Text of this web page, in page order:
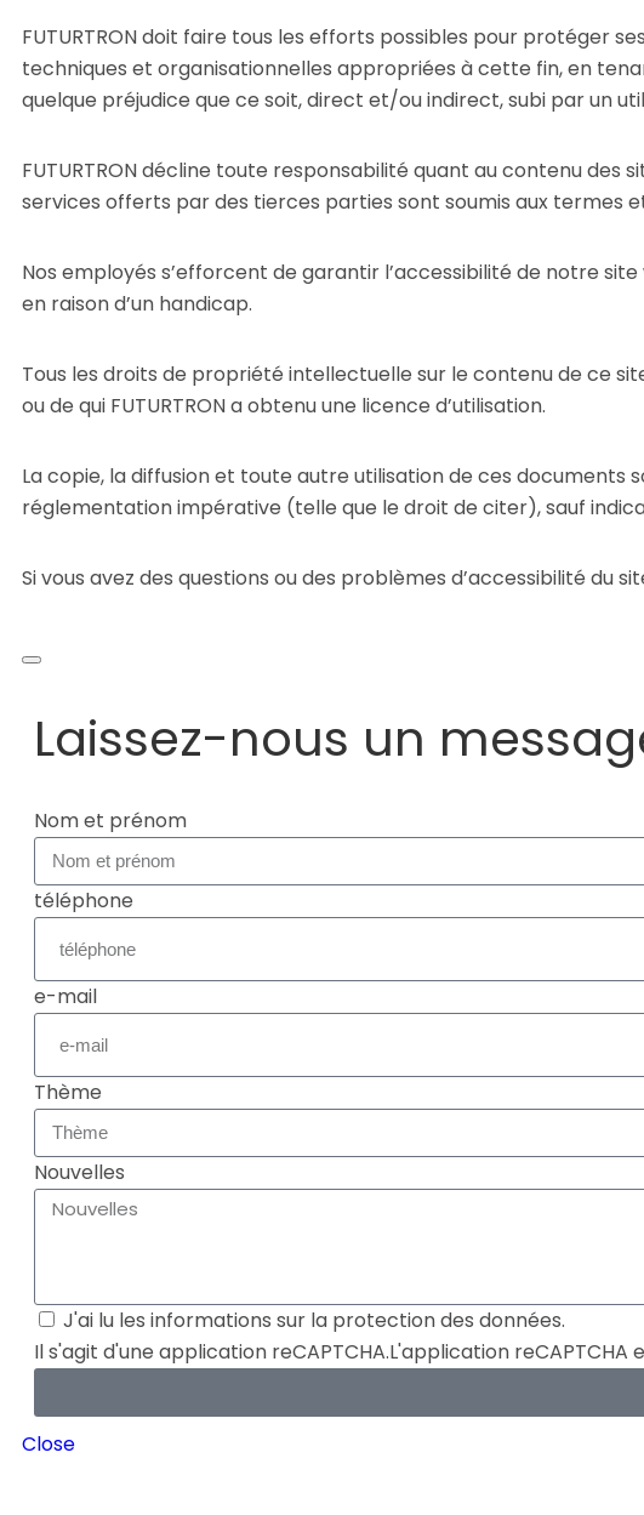
FUTURTRON doit faire tous les efforts possibles pour protéger
techniques et organisationnelles appropriées à cette fin, en
quelque préjudice que ce soit, direct et/ou indirect, subi par un
FUTURTRON décline toute responsabilité quant au contenu
services offerts par des tierces parties sont soumis aux termes
Nos employés s’efforcent de garantir l’accessibilité de notre
en raison d’un handicap.
Tous les droits de propriété intellectuelle sur le contenu de ce
ou de qui FUTURTRON a obtenu une licence d’utilisation.
La copie, la diffusion et toute autre utilisation de ces documents
réglementation impérative (telle que le droit de citer), sauf
Si vous avez des questions ou des problèmes d’accessibilité du
Laissez-nous un
Nom et prénom
téléphone
e-mail
Thème
Nouvelles
J'ai lu les informations sur la protection des données.
Il s'agit d'une application reCAPTCHA.L'application
Close